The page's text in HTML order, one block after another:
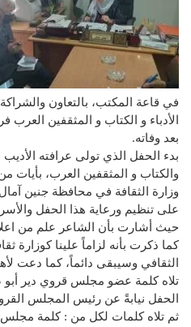
في قاعة المكتب، بالتعاون
الأدباء و الكتاب و المثقفين
بعد وفاته.
بدء الحفل الذي تولى عرافته
والكتاب و المثقفين العرب، بأيات
وزارة الثقافة في محافظة جنين
على تنظيم ورعاية هذا الحفل
حيث أشارت بأن الشاعر علم من
كما ذكرت بأنه لزاماً علينا كوزارة
الثقافي وسيبقى دائماً، كما دعت
تلاه كلمة عضو مجلس قروي دير أبو
الحفل نيابةً عن رئيس المجلس
ثم تلاه كلمات لكل من : كلمة مجلس